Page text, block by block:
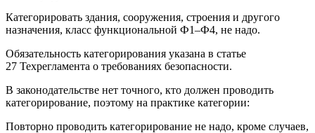
Категорировать здания, сооружения, строения и другого
назначения, класс функциональной Ф1–Ф4, не надо.
Обязательность категорирования указана в статье
27 Техрегламента о требованиях безопасности.
В законодательстве нет точного, кто должен проводить
категорирование, поэтому на практике категории:
Повторно проводить категорирование не надо, кроме случаев,